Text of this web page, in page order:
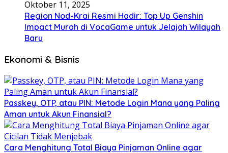
Oktober 11, 2025
Region Nod-Krai Resmi Hadir: Top Up Genshin
Impact Murah di VocaGame untuk Jelajah Wilayah
Baru
Ekonomi & Bisnis
Passkey, OTP, atau PIN: Metode Login Mana yang Paling
Aman untuk Akun Finansial?
Cara Menghitung Total Biaya Pinjaman Online agar